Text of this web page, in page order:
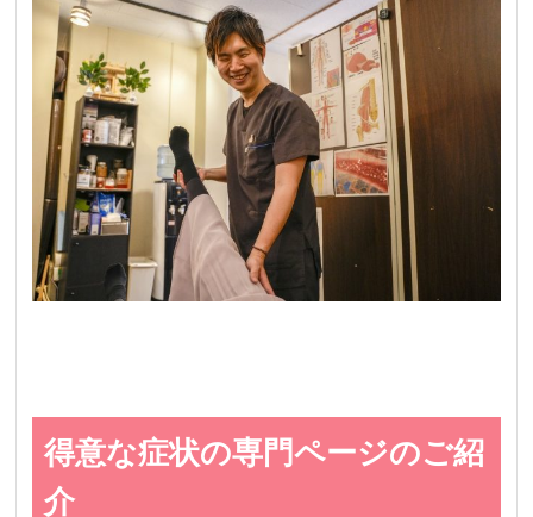
得意な症状の専門ページのご紹
介